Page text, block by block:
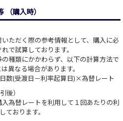
（購入時）
ただく際の参考情報として、購入に必
で試算しております。
種類にかかわらず、以下の計算方法で
異なる場合があります。
(受渡日－利率起算日)×為替レート
後）
為替レートを利用して１回あたりの利
ております。